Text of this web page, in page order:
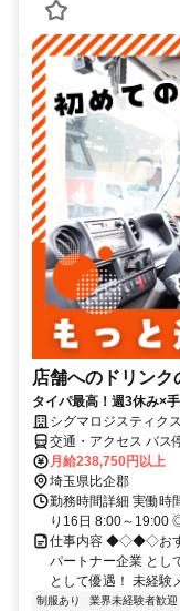
店舗へのドリン
タイパ最高！週3休み×
シグマロジスティク
交通・アクセス バス
月給238,750円以上
埼玉県比企郡
勤務時間詳細 実働時
り16日 8:00～19:00
仕事内容 ◆◇◆◇お
パートナー企業 とし
として優遇！ 未経験
制服あり 業界未経験者歓迎